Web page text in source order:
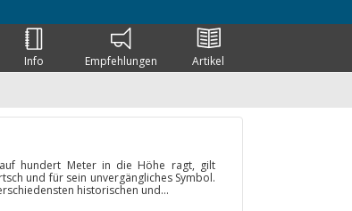
Info Empfehlungen Artikel
hundert Meter in die Höhe ragt, gilt
und für sein unvergängliches Symbol.
historischen und...